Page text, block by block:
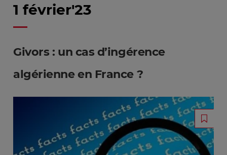
1 février'23
Givors : un cas d’ingérence
algérienne en France ?